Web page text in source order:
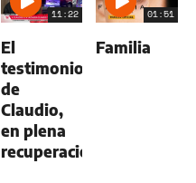
11:22
El
testimonio
de
Claudio,
en plena
recuperación.
01:51
Familia